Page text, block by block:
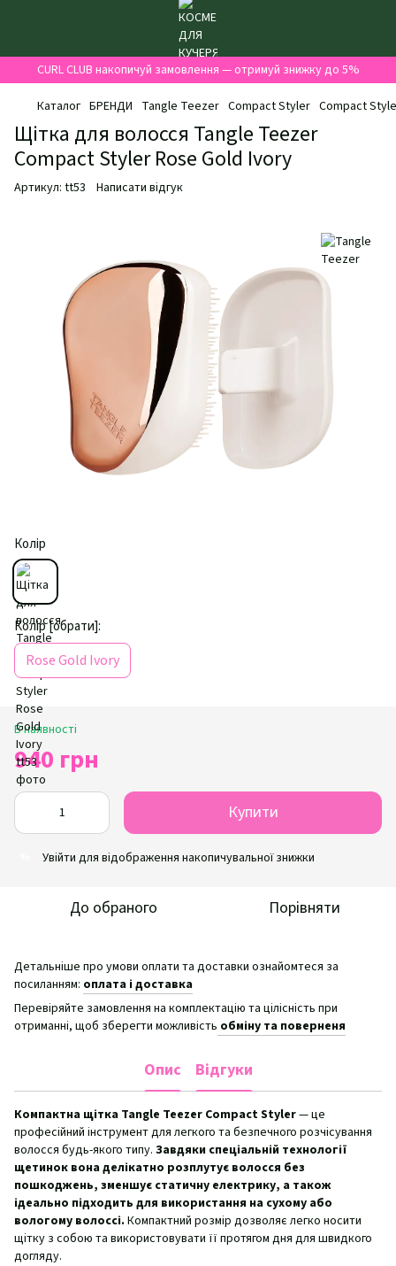
CURL CLUB накопичуй замовлення — отримуй знижку до 5%
Каталог БРЕНДИ Tangle Teezer Compact Styler Compact
Щітка для волосся Tangle Teezer
Compact Styler Rose Gold Ivory
Артикул: tt53 Написати відгук
Колір
Колір [обрати]:
Rose Gold Ivory
В наявності
940 грн
Купити
Увійти для відображення накопичувальної знижки
До обраного Порівняти
Детальніше про умови оплати та доставки ознайомтеся за
посиланням: оплата і доставка
Перевіряйте замовлення на комплектацію та цілісність при
отриманні, щоб зберегти можливість обміну та поверненя
Опис Відгуки
Компактна щітка Tangle Teezer Compact Styler— це
професійний інструмент для легкого та безпечного розчісування
волосся будь-якого типу. Завдяки спеціальній технології
щетинок вона делікатно розплутує волосся без
пошкоджень, зменшує статичну електрику, а також
ідеально підходить для використання на сухому або
вологому волоссі. Компактний розмір дозволяє легко носити
щітку з собою та використовувати її протягом дня для швидкого
догляду.